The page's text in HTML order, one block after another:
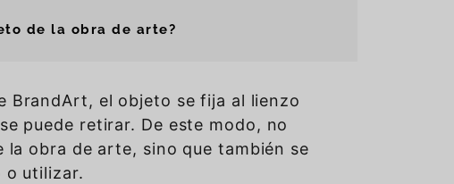
de la obra de arte?
BrandArt, el objeto se fija al lienzo
puede retirar. De este modo, no
la obra de arte, sino que también se
o utilizar.